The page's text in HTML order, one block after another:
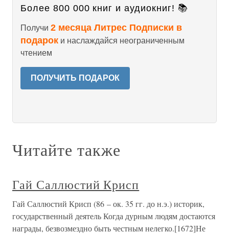
Более 800 000 книг и аудиокниг! 📚
Получи 2 месяца Литрес Подписки в
подарок и наслаждайся неограниченным
чтением
ПОЛУЧИТЬ ПОДАРОК
Читайте также
Гай Саллюстий Крисп
Гай Саллюстий Крисп (86 – ок. 35 гг. до н.э.) историк,
государственный деятель Когда дурным людям достаются
награды, безвозмездно быть честным нелегко.[1672]Не